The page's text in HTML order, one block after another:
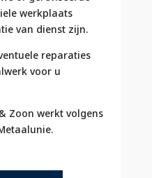
werkplaats
van dienst zijn.
reparaties
voor u
Zoon werkt volgens